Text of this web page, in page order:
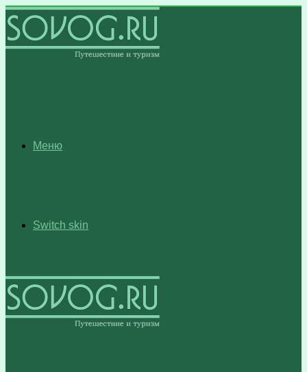
Меню
Switch skin